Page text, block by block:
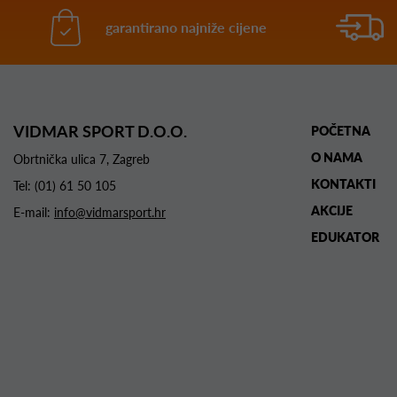
garantirano najniže cijene
VIDMAR SPORT D.O.O.
Obrtnička ulica 7, Zagreb
Tel: (01) 61 50 105
E-mail: info@vidmarsport.hr
POČETNA
O NAMA
KONTAKTI
AKCIJE
EDUKATOR